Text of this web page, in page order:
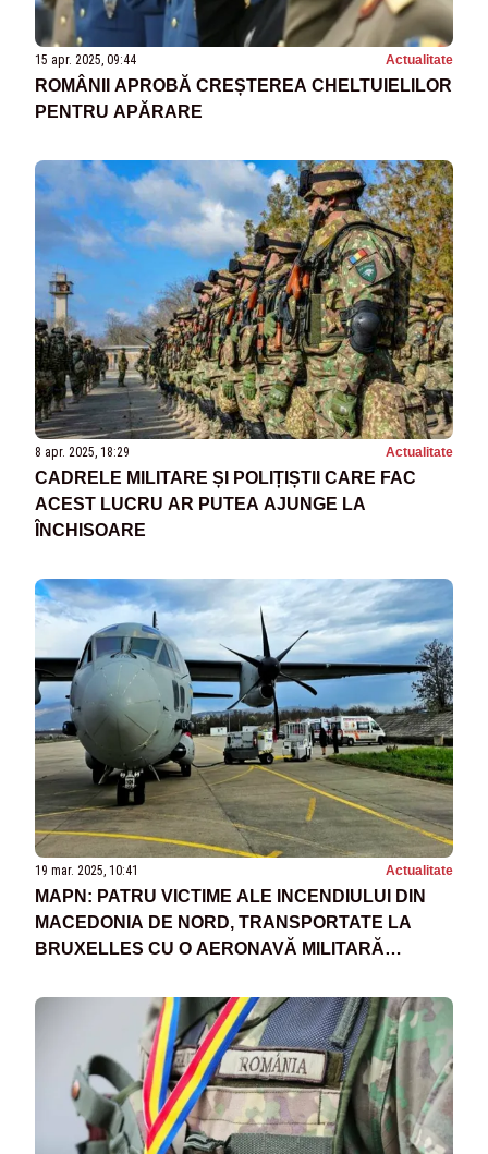
15 apr. 2025, 09:44 Actualitate
ROMÂNII APROBĂ CREȘTEREA CHELTUIELILOR
PENTRU APĂRARE
8 apr. 2025, 18:29 Actualitate
CADRELE MILITARE ȘI POLIȚIȘTII CARE FAC
ACEST LUCRU AR PUTEA AJUNGE LA
ÎNCHISOARE
19 mar. 2025, 10:41 Actualitate
MAPN: PATRU VICTIME ALE INCENDIULUI DIN
MACEDONIA DE NORD, TRANSPORTATE LA
BRUXELLES CU O AERONAVĂ MILITARĂ